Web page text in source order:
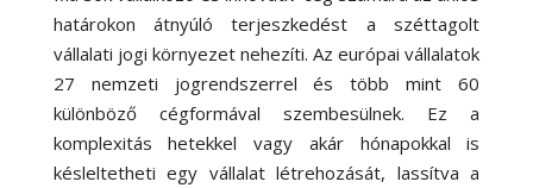
határokon átnyúló terjeszkedést a széttagolt
vállalati jogi környezet nehezíti. Az európai vállalatok
27 nemzeti jogrendszerrel és több mint 60
különböző cégformával szembesülnek. Ez a
komplexitás hetekkel vagy akár hónapokkal is
késleltetheti egy vállalat létrehozását, lassítva a